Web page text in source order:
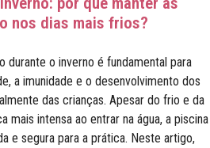
nos dias mais frios?
durante o inverno é fundamental para
a imunidade e o desenvolvimento dos
das crianças. Apesar do frio e da
mais intensa ao entrar na água, a piscina
e segura para a prática. Neste artigo,